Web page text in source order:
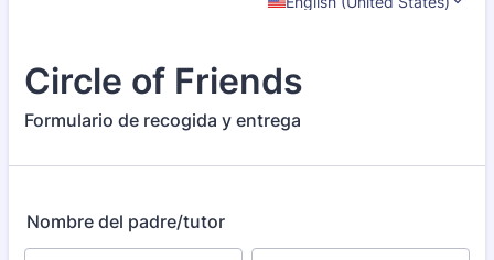
Circle of Friends
Formulario de recogida y entrega
Nombre del padre/tutor